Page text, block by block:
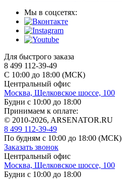
Мы в соцсетях:
Для быстрого заказа
8 499 112-39-49
С 10:00 до 18:00 (МСК)
Центральный офис
Москва, Щелковское шоссе, 100
Будни с 10:00 до 18:00
Принимаем к оплате:
© 2010-2026, ARSENATOR.RU
8 499 112-39-49
По будням с 10:00 до 18:00 (МСК)
Заказать звонок
Центральный офис
Москва, Щелковское шоссе, 100
Будни с 10:00 до 18:00